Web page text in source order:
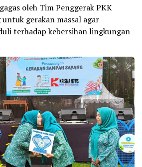
oleh Tim Penggerak PKK
gerakan massal agar
terhadap kebersihan lingkungan